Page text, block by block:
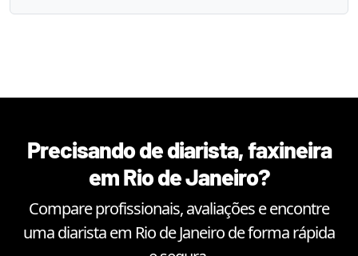
Precisando de diarista, faxineira
emRio de Janeiro?
Compare profissionais, avaliações e encontre
uma diarista em Rio de Janeirode forma rápida